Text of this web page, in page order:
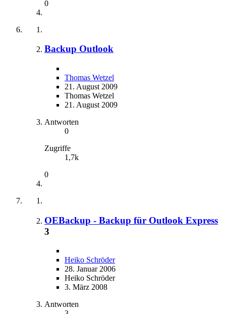
0
Backup Outlook
Thomas Wetzel
21. August 2009
Thomas Wetzel
21. August 2009
Antworten
0
Zugriffe
1,7k
0
OEBackup - Backup für Outlook Express
3
Heiko Schröder
28. Januar 2006
Heiko Schröder
3. März 2008
Antworten